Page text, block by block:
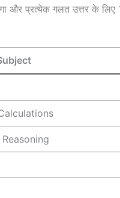
और प्रत्येक गलत उत्तर के